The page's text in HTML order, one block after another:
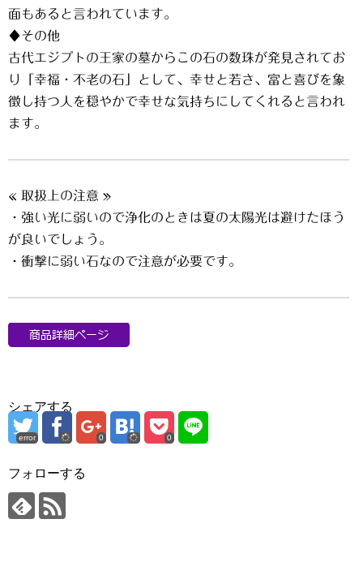
面もあると言われています。
♦その他
古代エジプトの王家の墓からこの石の数珠が発見されてお
り「幸福・不老の石」として、幸せと若さ、富と喜びを象
徴し持つ人を穏やかで幸せな気持ちにしてくれると言われ
ます。
« 取扱上の注意 »
・強い光に弱いので浄化のときは夏の太陽光は避けたほう
が良いでしょう。
・衝撃に弱い石なので注意が必要です。
シェアする
error 0 0
フォローする